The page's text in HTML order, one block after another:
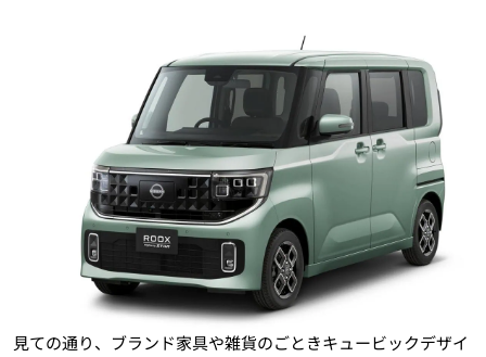
見ての通り、ブランド家具や雑貨のごときキュービックデザイ